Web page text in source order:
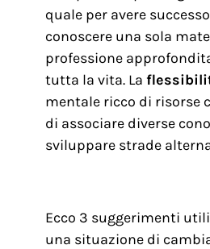
quale per avere
conoscere una sola
professione
tutta la vita. La
mentale ricco di risorse
di associare diverse
sviluppare strade
Ecco 3 suggerimenti
una situazione di